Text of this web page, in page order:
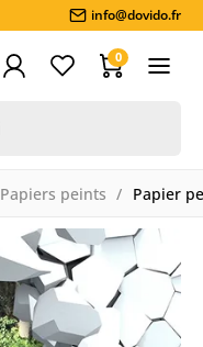
info@dovido.fr
0
Papiers peints Papier